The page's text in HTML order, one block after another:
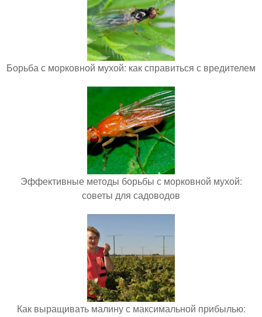
Борьба с морковной мухой: как справиться с вредителем
Эффективные методы борьбы с морковной мухой:
советы для садоводов
Как выращивать малину с максимальной прибылью: